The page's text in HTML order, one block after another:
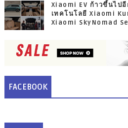
Xiaomi EV ก้าวขึ้นไป
เทคโนโลยี Xiaomi
Xiaomi SkyNomad
FACEBOOK